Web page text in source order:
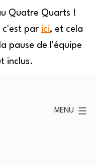
Quatre Quarts !
c'est par ici, et cela
pause de l'équipe
inclus.
MENU